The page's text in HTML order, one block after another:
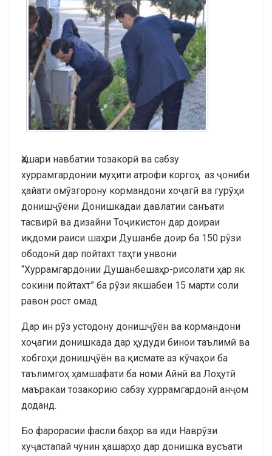
Ҳашари навбатии тозакорӣ ва сабзу
хуррамгардонии муҳити атрофи коргоҳ аз ҷониби
ҳайати омӯзгорону кормандони хоҷагӣ ва гурӯҳи
донишҷӯёни Донишкадаи давлатии санъати
тасвирӣ ва дизайни Тоҷикистон дар доираи
иқдоми раиси шаҳри Душанбе доир ба 150 рӯзи
ободонӣ дар пойтахт таҳти унвони
“Хуррамгардонии Душанбешаҳр-рисолати ҳар як
сокини пойтахт” ба рӯзи якшабеи 15 марти соли
равон рост омад.
Дар ин рӯз устодону донишҷӯён ва кормандони
хоҷагии донишкада дар ҳудуди бинои таълимӣ ва
хобгоҳи донишҷӯён ва қисмате аз кӯчаҳои ба
таълимгоҳ ҳамшафати ба номи Айнӣ ва Лоҳутӣ
маъракаи тозакорию сабзу хуррамгардонӣ анҷом
доданд.
Бо фарорасии фасли баҳор ва иди Наврӯзи
хуҷастапай чунин ҳашарҳо дар донишка вусъати